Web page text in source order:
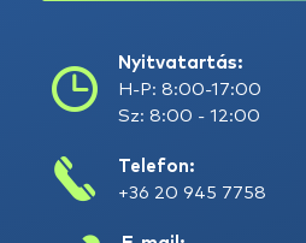
Nyitvatartás:
H-P: 8:00-17:00
Sz: 8:00 - 12:00
Telefon:
+36 20 945 7758